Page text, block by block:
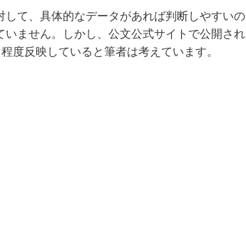
して、具体的なデータがあれば判断しやすいの
ません。しかし、公文公式サイトで公開され
度反映していると筆者は考えています。